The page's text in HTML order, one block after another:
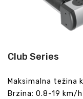
Club Series
Maksimalna težina
Brzina: 0.8-19 km/h